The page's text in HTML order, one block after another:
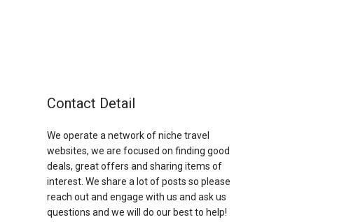
Contact Detail
We operate a network of niche travel
websites, we are focused on finding good
deals, great offers and sharing items of
interest. We share a lot of posts so please
reach out and engage with us and ask us
questions and we will do our best to help!